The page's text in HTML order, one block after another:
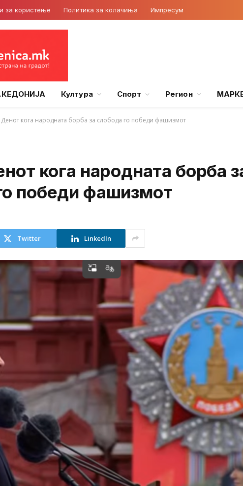
за користење Политика за колачиња Импресум
Култура Спорт Регион
Денот кога народната борба за слобода го победи фашизмот
кога народната борба
победи фашизмот
Twitter LinkedIn